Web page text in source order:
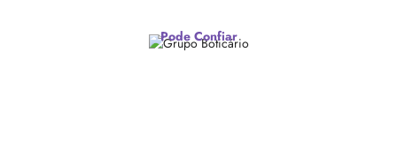
Pode Confiar